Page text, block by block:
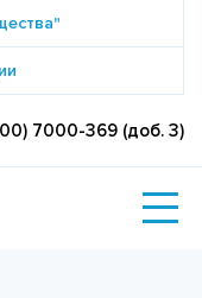
7000-369 (доб. 3)